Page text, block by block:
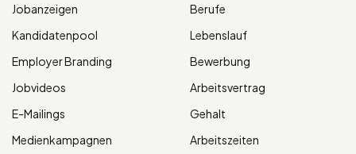
Jobanzeigen
Kandidatenpool
Employer Branding
Jobvideos
E-Mailings
Medienkampagnen
Berufe
Lebenslauf
Bewerbung
Arbeitsvertrag
Gehalt
Arbeitszeiten